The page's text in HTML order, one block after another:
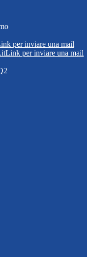
per inviare una mail
Link per inviare una mail